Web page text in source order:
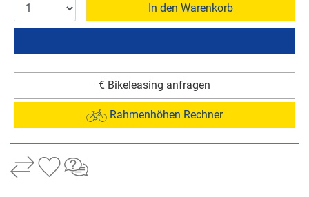
In den Warenkorb
€ Bikeleasing anfragen
Rahmenhöhen Rechner